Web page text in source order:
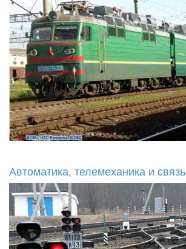
Автоматика, телемеханика и связь